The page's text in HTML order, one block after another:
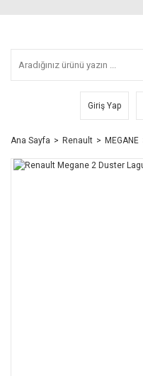
Giriş Yap
Ana Sayfa Renault MEGANE